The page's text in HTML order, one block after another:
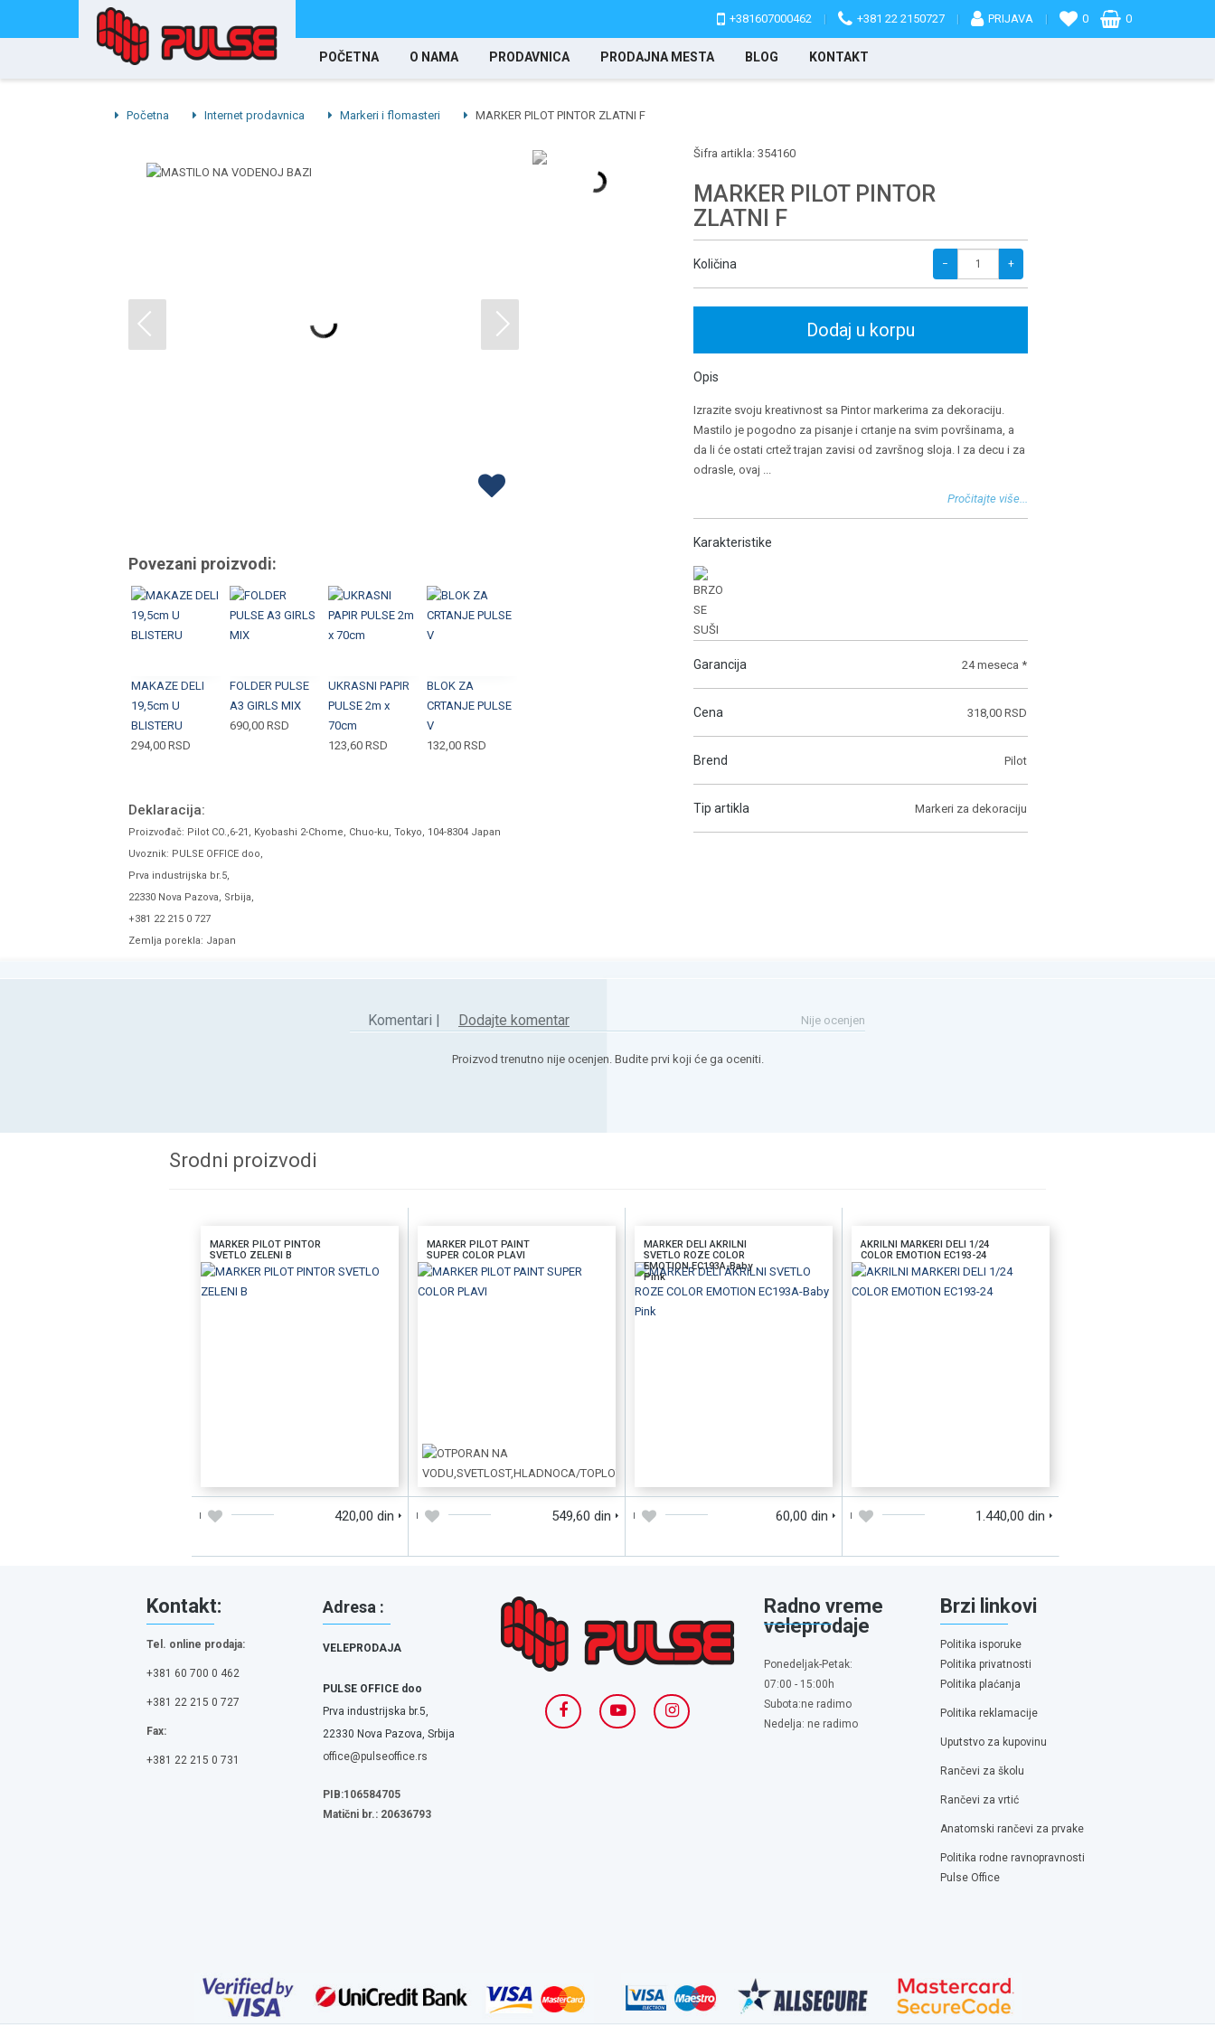
+381607000462 | +381 22 2150727 | PRIJAVA | 0 0
POČETNA O NAMA PRODAVNICA PRODAJNA MESTA BLOG KONTAKT
Početna Internet prodavnica Markeri i flomasteri MARKER PILOT PINTOR ZLATNI F
Povezani proizvodi:
MAKAZE DELI
19,5cm U
BLISTERU
294,00 RSD
FOLDER PULSE
A3 GIRLS MIX
690,00 RSD
UKRASNI PAPIR
PULSE 2m x
70cm
123,60 RSD
BLOK ZA
CRTANJE PULSE
V
132,00 RSD
Deklaracija:
Proizvođač: Pilot CO.,6-21, Kyobashi 2-Chome, Chuo-ku, Tokyo, 104-8304 Japan
Uvoznik: PULSE OFFICE doo,
Prva industrijska br.5,
22330 Nova Pazova, Srbija,
+381 22 215 0 727
Zemlja porekla: Japan
Šifra artikla: 354160
MARKER PILOT PINTOR
ZLATNI F
Količina − +
Dodaj u korpu
Opis
Izrazite svoju kreativnost sa Pintor markerima za dekoraciju.
Mastilo je pogodno za pisanje i crtanje na svim površinama, a
da li će ostati crtež trajan zavisi od završnog sloja. I za decu i za
odrasle, ovaj ...
Pročitajte više...
Karakteristike
Garancija 24 meseca *
Cena 318,00 RSD
Brend Pilot
Tip artikla Markeri za dekoraciju
Nije ocenjen
Komentari | Dodajte komentar
Proizvod trenutno nije ocenjen. Budite prvi koji će ga oceniti.
Srodni proizvodi
MARKER PILOT PINTOR
SVETLO ZELENI B
420,00 din
MARKER PILOT PAINT
SUPER COLOR PLAVI
549,60 din
MARKER DELI AKRILNI
SVETLO ROZE COLOR
EMOTION EC193A-Baby
Pink
60,00 din
AKRILNI MARKERI DELI 1/24
COLOR EMOTION EC193-24
1.440,00 din
Kontakt:
Tel. online prodaja:
+381 60 700 0 462
+381 22 215 0 727
Fax:
+381 22 215 0 731
Adresa :
VELEPRODAJA
PULSE OFFICE doo
Prva industrijska br.5,
22330 Nova Pazova, Srbija
office@pulseoffice.rs
PIB:106584705
Matični br.: 20636793
Radno vreme
veleprodaje
Ponedeljak-Petak:
07:00 - 15:00h
Subota:ne radimo
Nedelja: ne radimo
Brzi linkovi
Politika isporuke
Politika privatnosti
Politika plaćanja
Politika reklamacije
Uputstvo za kupovinu
Rančevi za školu
Rančevi za vrtić
Anatomski rančevi za prvake
Politika rodne ravnopravnosti
Pulse Office